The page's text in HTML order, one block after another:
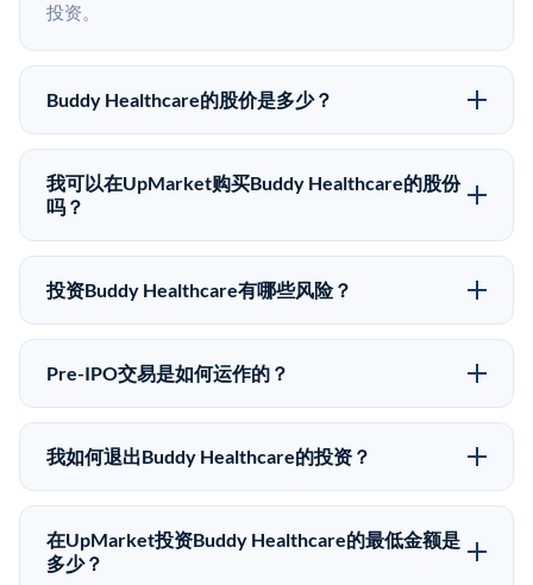
投资。
Buddy Healthcare的股价是多少？
Buddy Healthcare没有公开股价，因为它是一家私有公
司。最近的已知股价来自其最近一轮融资。 二级市场上
的Pre-IPO股价可能因供需和市场条件而与最近一轮融资
我可以在UpMarket购买Buddy Healthcare的股份
吗？
可以。合格投资者可以通过填写本页表单或在
upmarket.co创建账户来表达对Buddy Healthcare股份的
金额为50,000美元。UpMarket是FINRA注册的经纪交
易商，自2019年以来已经纪超过5亿美元的另类投资。
投资Buddy Healthcare有哪些风险？
Pre-IPO投资存在重大风险。Buddy Healthcare的股份流
动性低，意味着没有公开市场可以快速出售。不存在确
资者应做好可能全部损失的准备。私有公司的估值在融
资轮次之间可能大幅波动。投资者应在投资前咨询其财
Pre-IPO交易是如何运作的？
在Pre-IPO交易中，合格投资者通过二级市场平台从现有
股东（如员工、早期投资者或其他持有人）处购买股
为FINRA注册的经纪交易商促成这些交易，代表双方处
理合规、文件和结算事宜。
我如何退出Buddy Healthcare的投资？
Pre-IPO持股主要有两种退出途径：在二级市场将股份出
售给其他买家，或持有直到公司完成IPO或被收购。两
种途径都受限于转让限制、公司批准（优先购买权）和
在UpMarket投资Buddy Healthcare的最低金额是
多少？